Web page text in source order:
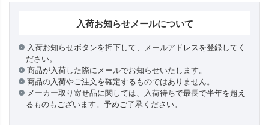
入荷お知らせメールについて
入荷お知らせボタンを押下して、メールアドレスを登録してく
ださい。
商品が入荷した際にメールでお知らせいたします。
商品の入荷やご注文を確定するものではありません。
メーカー取り寄せ品に関しては、入荷待ちで最長で半年を超え
るものもございます。予めご了承ください。